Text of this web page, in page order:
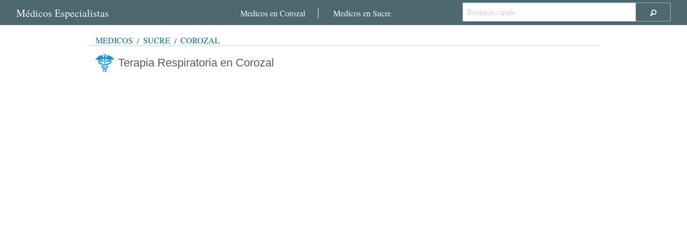
Médicos Especialistas Medicos en Corozal Medicos en Sucre
MÉDICOS SUCRE COROZAL
Terapia Respiratoria en Corozal